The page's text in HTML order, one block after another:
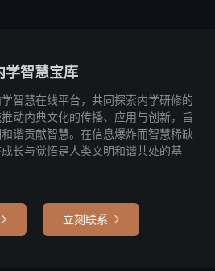
学智慧宝库
智慧在线平台，共同探索内学研修的
动内典文化的传播、应用与创新，旨
谐贡献智慧。在信息爆炸而智慧稀缺
长与觉悟是人类文明和谐共处的基
 立刻联系 